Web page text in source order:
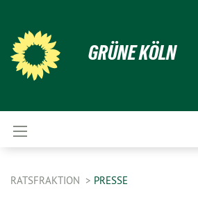
GRÜNE KÖLN
RATSFRAKTION PRESSE